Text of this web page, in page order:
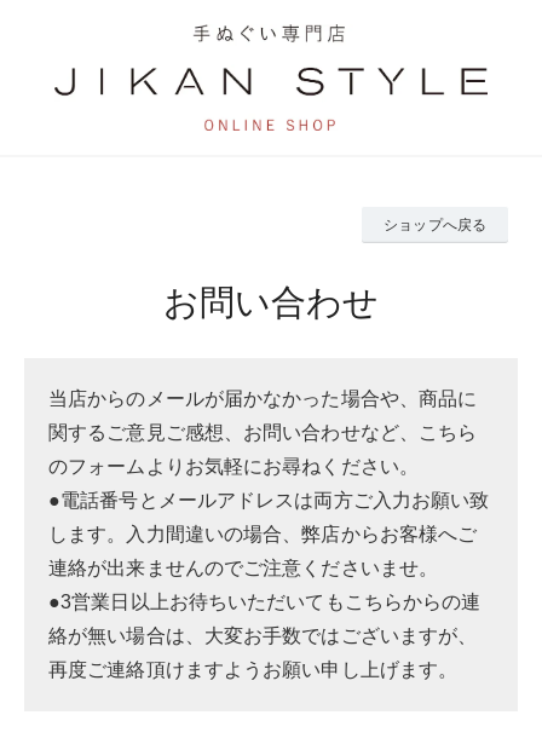
ショップへ戻る
お問い合わせ
当店からのメールが届かなかった場合や、商品に
関するご意見ご感想、お問い合わせなど、こちら
のフォームよりお気軽にお尋ねください。
●電話番号とメールアドレスは両方ご入力お願い致
します。入力間違いの場合、弊店からお客様へご
連絡が出来ませんのでご注意くださいませ。
●3営業日以上お待ちいただいてもこちらからの連
絡が無い場合は、大変お手数ではございますが、
再度ご連絡頂けますようお願い申し上げます。